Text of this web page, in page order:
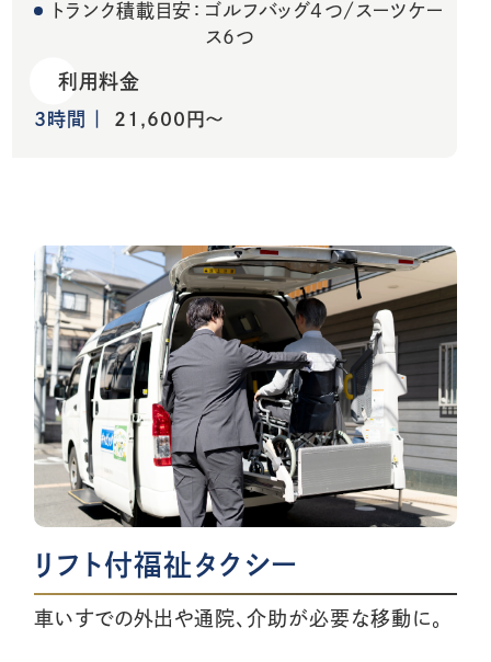
トランク積載目安： ゴルフバッグ4つ/スーツケー
ス６つ
利用料金
3時間 21,600円～
リフト付福祉タクシー
車いすでの外出や通院、介助が必要な移動に。